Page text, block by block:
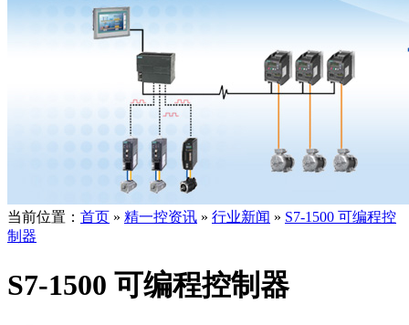
当前位置： 首页 » 精一控资讯 » 行业新闻 » S7-1500 可编程控
制器
S7-1500 可编程控制器